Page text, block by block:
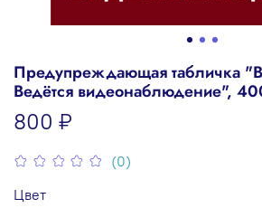
(0)
Предупреждающая табличка
Ведётся видеонаблюдение",
800 ₽
Цвет